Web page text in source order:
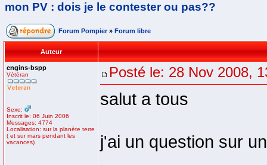
mon PV : dois je le contester ou pas??
Forum Pompier » Forum libre
Auteur
engins-bspp
Vétéran
Sexe:
Inscrit le: 06 Juin 2006
Messages: 4774
Localisation: sur la planète terre
( et sur mars pendant les
vacances)
Posté le: 28 Nov 2008,
salut a tous
j'ai un question sur